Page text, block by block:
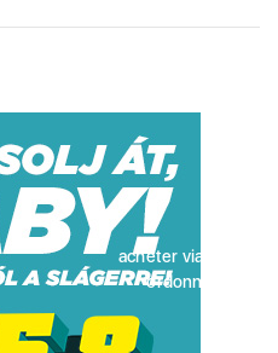
acheter viagra sans
ordonnance